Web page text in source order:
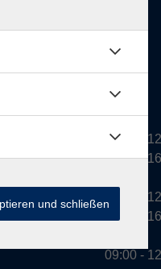
09:00 -
13:00 -
10:00 -
13:00 -
09:00 -
und schließen